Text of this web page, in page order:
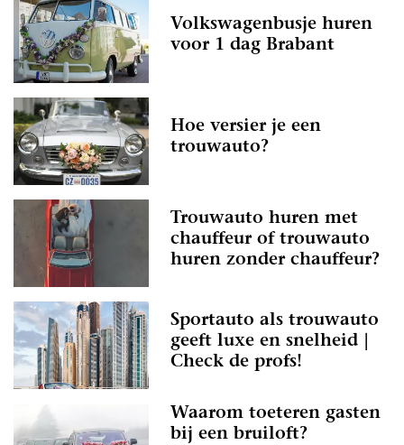
Volkswagenbusje huren
voor 1 dag Brabant
Hoe versier je een
trouwauto?
Trouwauto huren met
chauffeur of trouwauto
huren zonder chauffeur?
Sportauto als trouwauto
geeft luxe en snelheid |
Check de profs!
Waarom toeteren gasten
bij een bruiloft?